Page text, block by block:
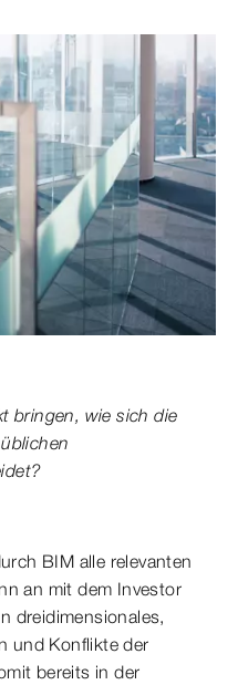
bringen, wie sich die
BIM alle relevanten
an mit dem Investor
dreidimensionales,
und Konflikte der
bereits in der